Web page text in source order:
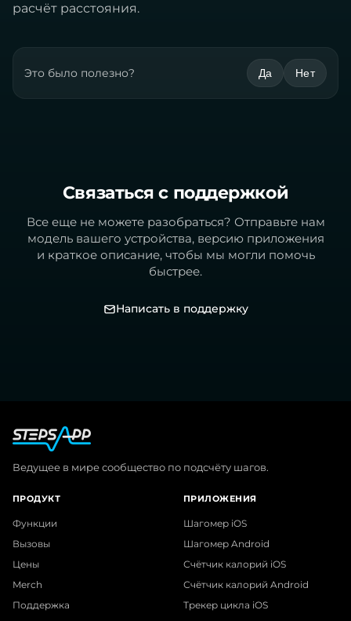
расчёт расстояния.
Это было полезно? Да Нет
Связаться с поддержкой
Все еще не можете разобраться? Отправьте нам
модель вашего устройства, версию приложения
и краткое описание, чтобы мы могли помочь
быстрее.
Написать в поддержку
Ведущее в мире сообщество по подсчёту шагов.
ПРОДУКТ
Функции
Вызовы
Цены
Merch
Поддержка
ПРИЛОЖЕНИЯ
Шагомер iOS
Шагомер Android
Счётчик калорий iOS
Счётчик калорий Android
Трекер цикла iOS